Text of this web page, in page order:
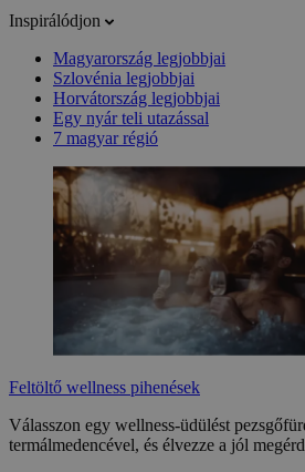
Inspirálódjon
Magyarország legjobbjai
Szlovénia legjobbjai
Horvátország legjobbjai
Egy nyár teli utazással
7 magyar régió
Feltöltő wellness pihenések
Válasszon egy wellness-üdülést
termálmedencével, és élvezze a jól